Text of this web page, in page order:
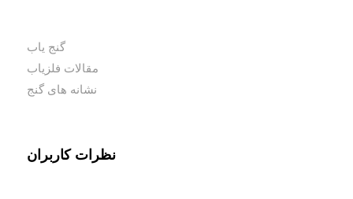
گنج یاب
مقالات فلزیاب
نشانه های گنج
نظرات کاربران